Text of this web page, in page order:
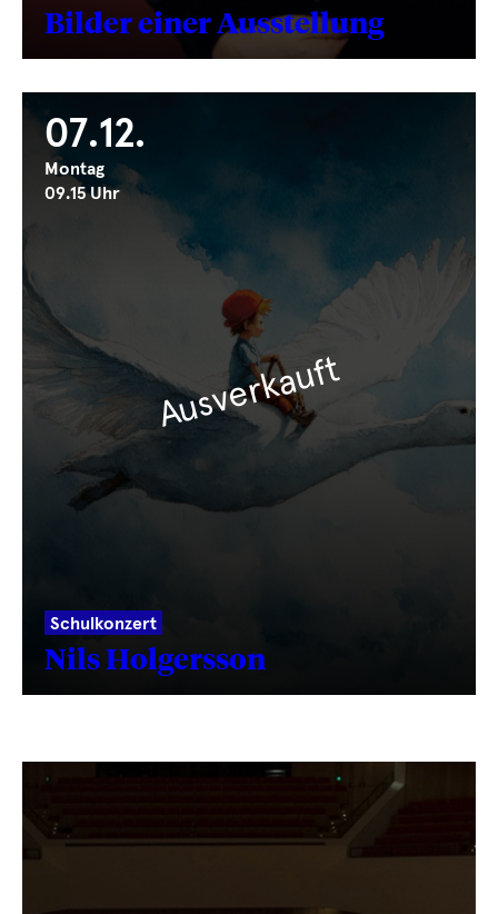
Bilder einer Ausstellung
07.12.
Montag
09.15 Uhr
Schulkonzert
Nils Holgersson
Ausverkauft
Text
wird
geladen